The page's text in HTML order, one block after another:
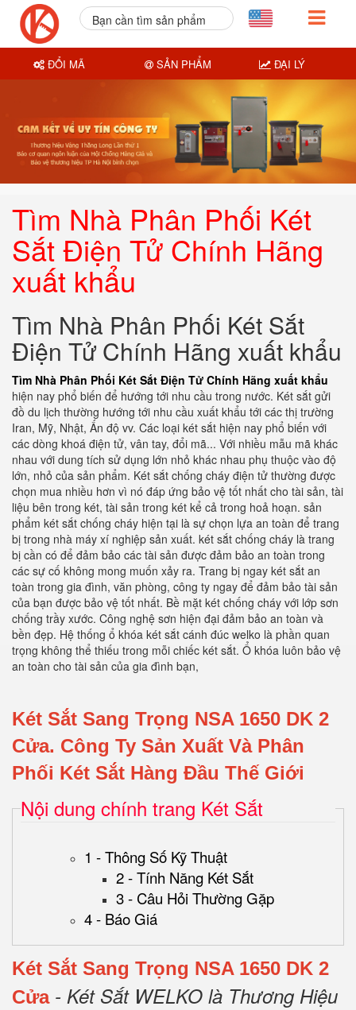
Tìm Nhà Phân Phối Két
Sắt Điện Tử Chính Hãng
xuất khẩu
Tìm Nhà Phân Phối Két Sắt
Điện Tử Chính Hãng xuất khẩu
Tìm Nhà Phân Phối Két Sắt Điện Tử Chính Hãng xuất khẩu
hiện nay phổ biến để hướng tới nhu cầu trong nước. Két sắt gửi
đồ du lịch thường hướng tới nhu cầu xuất khẩu tới các thị trường
Iran, Mỹ, Nhật, Ấn độ vv. Các loại két sắt hiện nay phổ biến với
các dòng khoá điện tử, vân tay, đổi mã... Với nhiều mẫu mã khác
nhau với dung tích sử dụng lớn nhỏ khác nhau phụ thuộc vào độ
lớn, nhỏ của sản phẩm. Két sắt chống cháy điện tử thường được
chọn mua nhiều hơn vì nó đáp ứng bảo vệ tốt nhất cho tài sản, tài
liệu bên trong két, tài sản trong két kể cả trong hoả hoạn. sản
phẩm két sắt chống cháy hiện tại là sự chọn lựa an toàn để trang
bị trong nhà máy xí nghiệp sản xuất. két sắt chống cháy là trang
bị cần có để đảm bảo các tài sản được đảm bảo an toàn trong
các sự cố không mong muốn xảy ra. Trang bị ngay két sắt an
toàn trong gia đình, văn phòng, công ty ngay để đảm bảo tài sản
của bạn được bảo vệ tốt nhất. Bề mặt két chống cháy với lớp sơn
chống trầy xước. Công nghệ sơn hiện đại đảm bảo an toàn và
bền đẹp. Hệ thống ổ khóa két sắt cánh đúc welko là phần quan
trọng không thể thiếu trong mỗi chiếc két sắt. Ổ khóa luôn bảo vệ
an toàn cho tài sản của gia đình bạn,
Két Sắt Sang Trọng NSA 1650 DK 2
Cửa. Công Ty Sản Xuất Và Phân
Phối Két Sắt Hàng Đầu Thế Giới
Nội dung chính trang Két Sắt
1 - Thông Số Kỹ Thuật
2 - Tính Năng Két Sắt
3 - Câu Hỏi Thường Gặp
4 - Báo Giá
Két Sắt Sang Trọng NSA 1650 DK 2
Cửa- Két Sắt WELKO là Thương Hiệu
Bạn cần tìm sản phẩm
ĐỔI MÃ SẢN PHẨM ĐẠI LÝ